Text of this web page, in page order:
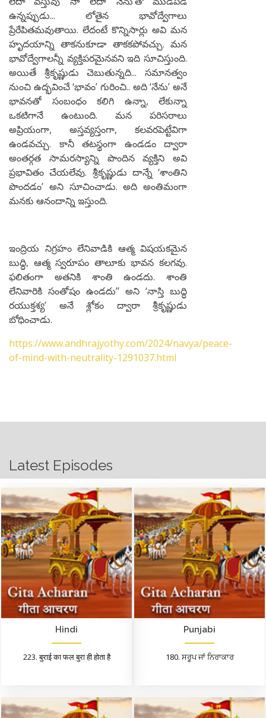
ఉన్నప్పుడు... లోతైన భావోద్వేగాలు
ప్రేరేపితమవుతాయి. లేదంటే కొన్నిసార్లు అవి మన
హృదయాన్ని తాకనుకూడా తాకకపోవచ్చు. మన
భావోద్వేగాలన్నీ వ్యక్తిపరమైనవని ఇది సూచిస్తుంది.
అయితే శ్రీకృష్ణుడు చెబుతున్నది... సమానత్వం
నుంచి ఉద్భవించే ‘భావం’ గురించి.. అది ‘నేను’ అనే
భావనతో సంబంధం కలిగి ఉన్నా, లేకున్నా
ఒకటిగానే ఉంటుంది. మన పరిసరాలు
అప్రియంగా, అస్తవ్యస్తంగా, కలవరపెట్టేవిగా
ఉండవచ్చు. కానీ తటస్థంగా ఉండడం ద్వారా
అంతర్గత సామరస్యాన్ని పొందిన వ్యక్తిని అవి
ప్రభావితం చేయలేవు. శ్రీకృష్ణుడు దాన్నే ‘శాంతిని
పొందడం’ అని సూచించాడు. అది అంతిమంగా
మనకు ఆనందాన్ని ఇస్తుంది.
ఇంద్రియ నిగ్రహం లేనివాడికి ఆత్మ విషయకమైన
బుద్ధి, ఆత్మ స్వరూపం తాలూకు భావన కలగవు.
ఫలితంగా అతనికి శాంతి ఉండదు. శాంతి
లేనివారికి సంతోషం ఉండదు’’ అని ‘నాస్తి బుద్ధి
రయుక్తశ్య’ అనే శ్లోకం ద్వారా శ్రీకృష్ణుడు
బోధించాడు.
https://www.andhrajyothy.com/2024/navya/peace-
of-mind-with-neutrality-1291037.html
Latest Episodes
Hindi
223. बुराई का फल बुरा ही होता है
Punjabi
180. ਸਰੂਪ ਜਾਂ ਨਿਰਾਕਾਰ